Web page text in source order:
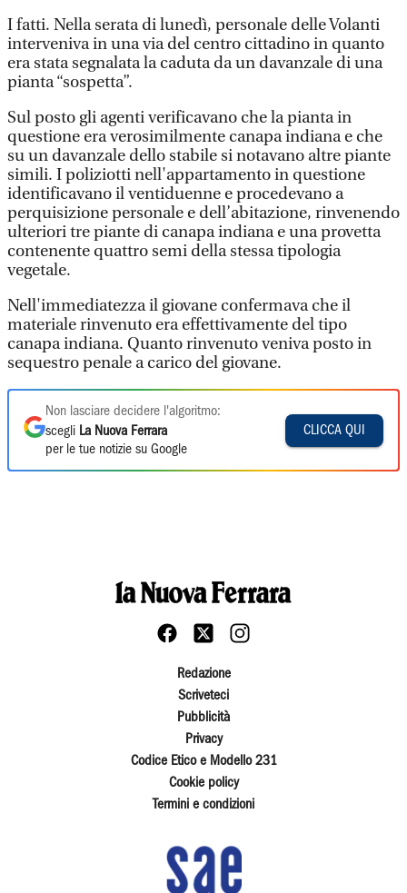
I fatti. Nella serata di lunedì, personale delle Volanti
interveniva in una via del centro cittadino in quanto
era stata segnalata la caduta da un davanzale di una
pianta “sospetta”.
Sul posto gli agenti verificavano che la pianta in
questione era verosimilmente canapa indiana e che
su un davanzale dello stabile si notavano altre piante
simili. I poliziotti nell'appartamento in questione
identificavano il ventiduenne e procedevano a
perquisizione personale e dell’abitazione, rinvenendo
ulteriori tre piante di canapa indiana e una provetta
contenente quattro semi della stessa tipologia
vegetale.
Nell'immediatezza il giovane confermava che il
materiale rinvenuto era effettivamente del tipo
canapa indiana. Quanto rinvenuto veniva posto in
sequestro penale a carico del giovane.
Non lasciare decidere l'algoritmo:
scegli La Nuova Ferrara
per le tue notizie su Google
CLICCA QUI
Redazione
Scriveteci
Pubblicità
Privacy
Codice Etico e Modello 231
Cookie policy
Termini e condizioni